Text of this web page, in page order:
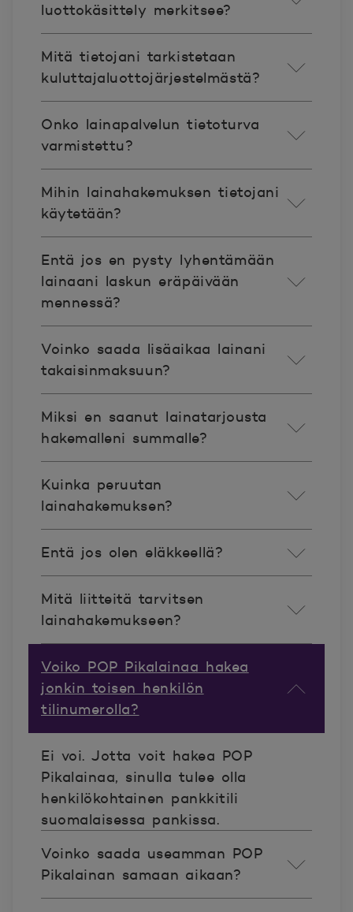
luottokäsittely merkitsee?
Mitä tietojani tarkistetaan
kuluttajaluottojärjestelmästä?
Onko lainapalvelun tietoturva
varmistettu?
Mihin lainahakemuksen tietojani
käytetään?
Entä jos en pysty lyhentämään
lainaani laskun eräpäivään
mennessä?
Voinko saada lisäaikaa lainani
takaisinmaksuun?
Miksi en saanut lainatarjousta
hakemalleni summalle?
Kuinka peruutan
lainahakemuksen?
Entä jos olen eläkkeellä?
Mitä liitteitä tarvitsen
lainahakemukseen?
Voiko POP Pikalainaa hakea
jonkin toisen henkilön
tilinumerolla?
Ei voi. Jotta voit hakea POP
Pikalainaa, sinulla tulee olla
henkilökohtainen pankkitili
suomalaisessa pankissa.
Voinko saada useamman POP
Pikalainan samaan aikaan?